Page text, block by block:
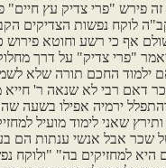
זה פירש "פרי צדיק עץ חיים"
לוקח נפשות הצדיקים
אף כי רשע וחוטא
יאמר "פרי צדיק" על דרך
ילמוד החכם תורה שלא
דאם רבי לא שנאה ר' חייא
ירמיה אפילו בשעה
שאני לימוד מועיל
שכר אבל אנשי ענתות הם
היא למחזיקים בה" "ולוקח